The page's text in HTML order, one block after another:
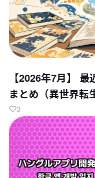
【2026年7月】
まとめ（異世界転
3